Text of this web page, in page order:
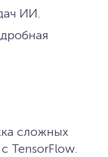
ИИ.
сложных
TensorFlow.